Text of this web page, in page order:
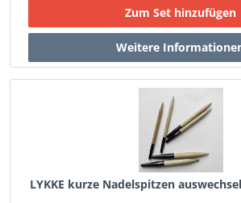
LYKKE kurze Nadelspitzen